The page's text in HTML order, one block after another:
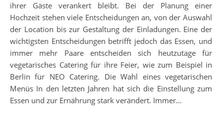
ihrer Gäste verankert bleibt. Bei der Planung einer
Hochzeit stehen viele Entscheidungen an, von der Auswahl
der Location bis zur Gestaltung der Einladungen. Eine der
wichtigsten Entscheidungen betrifft jedoch das Essen, und
immer mehr Paare entscheiden sich heutzutage für
vegetarisches Catering für ihre Feier, wie zum Beispiel in
Berlin für NEO Catering. Die Wahl eines vegetarischen
Menüs In den letzten Jahren hat sich die Einstellung zum
Essen und zur Ernährung stark verändert. Immer…